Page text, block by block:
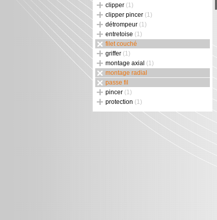
clipper (1)
clipper pincer (1)
détrompeur (1)
entretoise (1)
filet couché
griffer (1)
montage axial (1)
montage radial
passe fil
pincer (1)
protection (1)